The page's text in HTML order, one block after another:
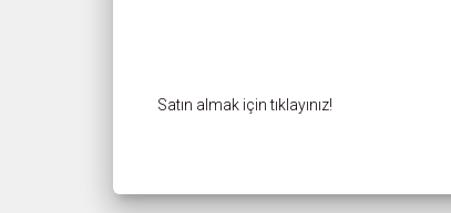
Satın almak için tıklayınız!